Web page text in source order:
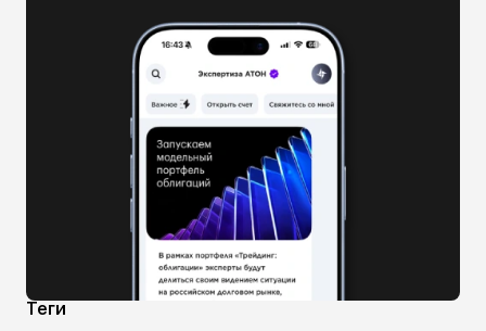
Теги